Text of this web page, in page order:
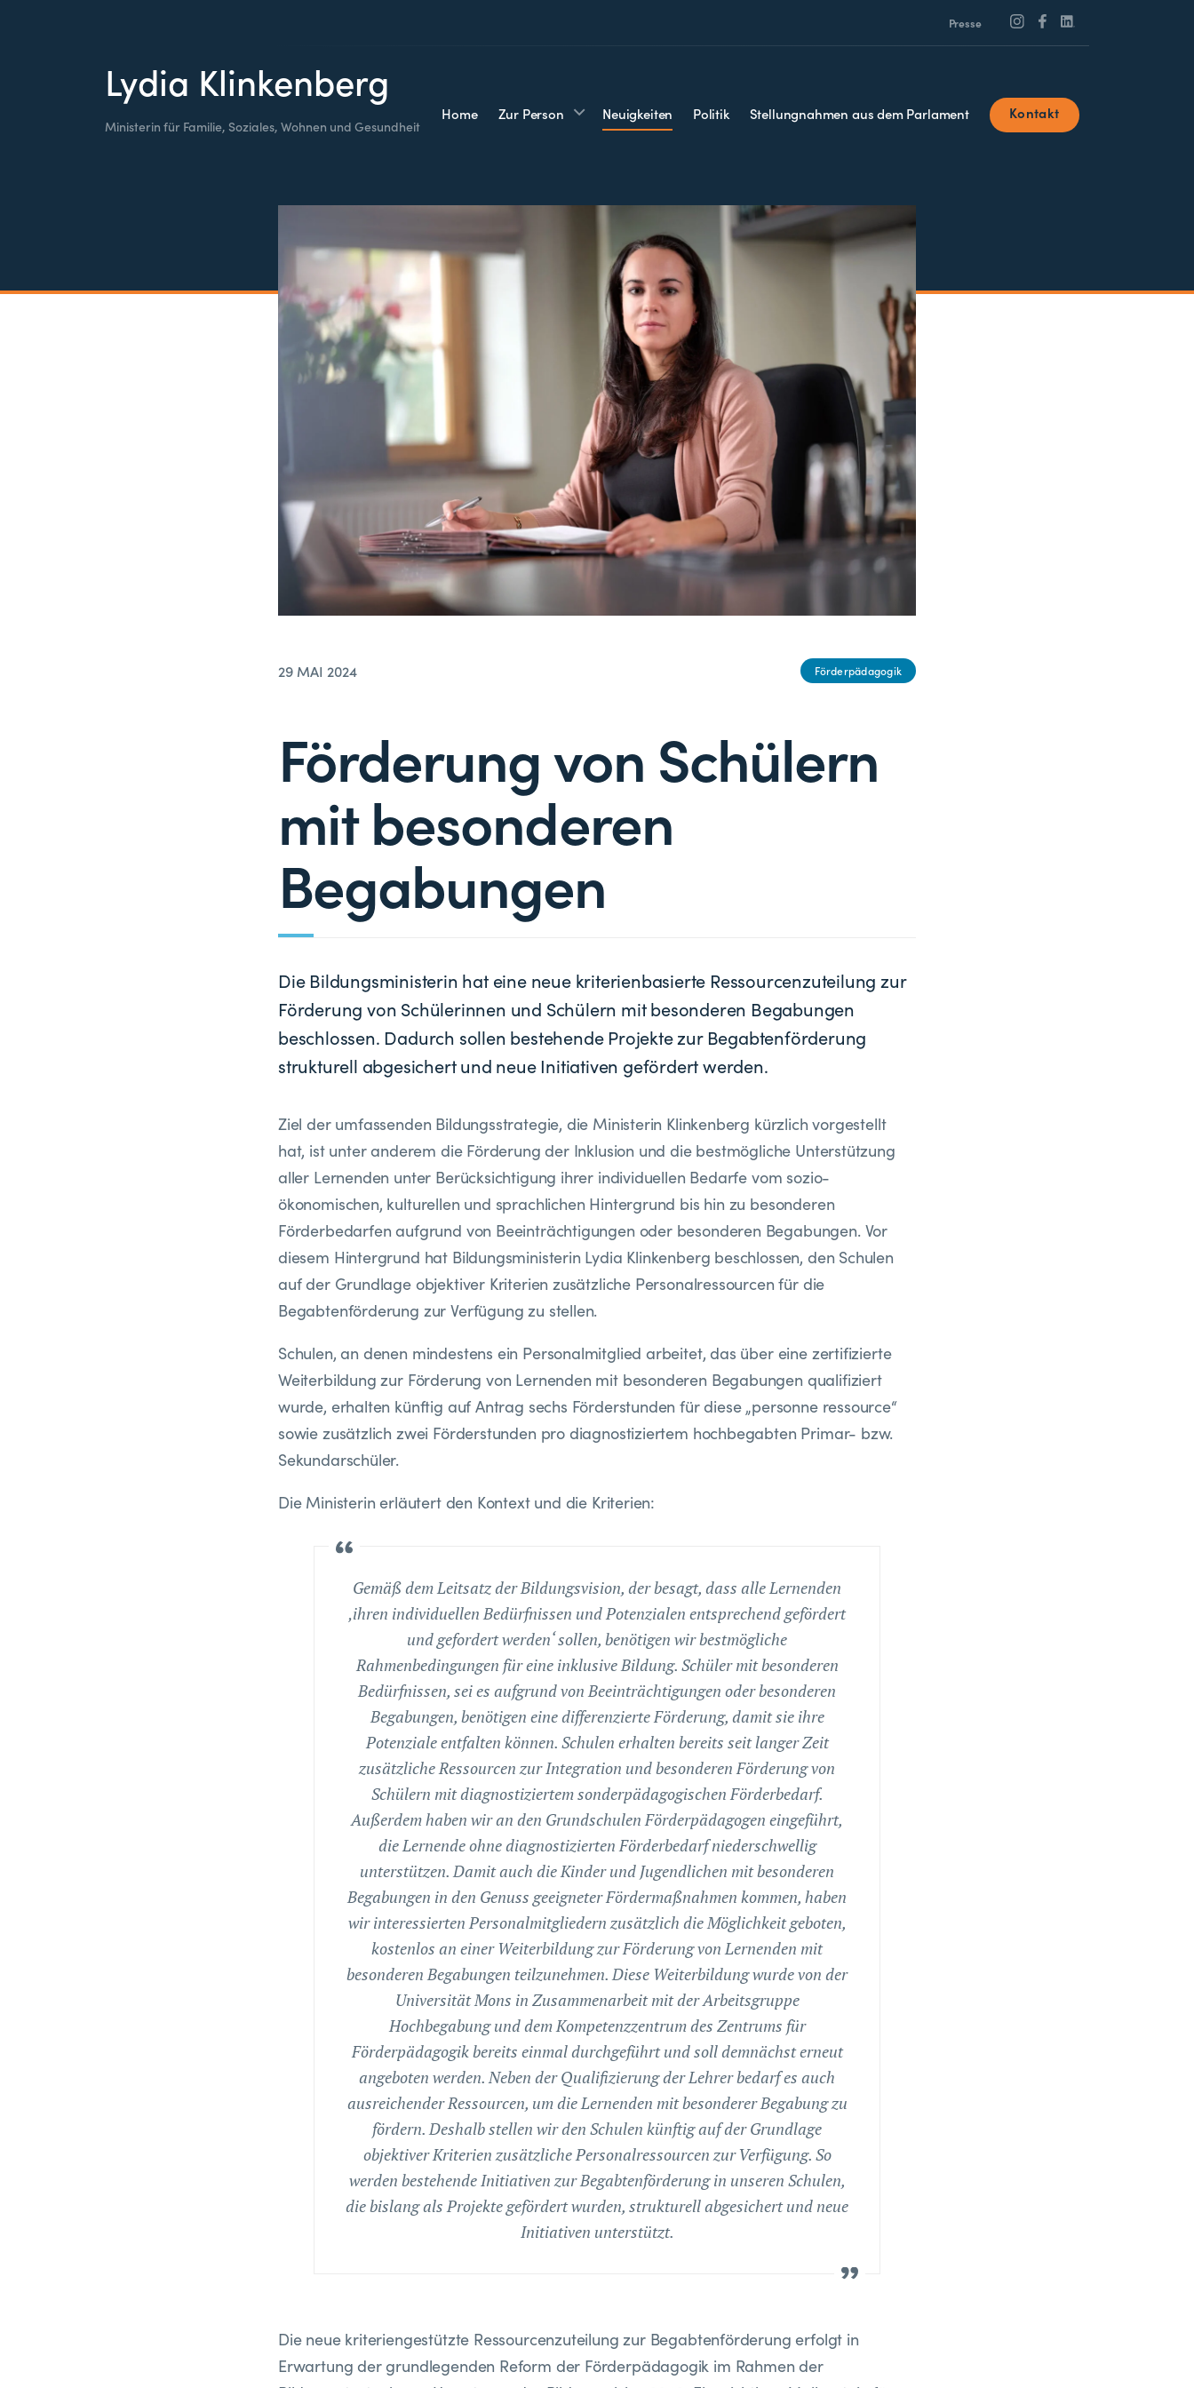
Presse
Lydia Klinkenberg
Ministerin für Familie, Soziales, Wohnen und Gesundheit
Home Zur Person Neuigkeiten Politik Stellungnahmen aus dem Parlament Kontakt
29 MAI 2024 Förderpädagogik
Förderung von Schülern
mit besonderen
Begabungen
Die Bildungsministerin hat eine neue kriterienbasierte Ressourcenzuteilung zur
Förderung von Schülerinnen und Schülern mit besonderen Begabungen
beschlossen. Dadurch sollen bestehende Projekte zur Begabtenförderung
strukturell abgesichert und neue Initiativen gefördert werden.
Ziel der umfassenden Bildungsstrategie, die Ministerin Klinkenberg kürzlich vorgestellt
hat, ist unter anderem die Förderung der Inklusion und die bestmögliche Unterstützung
aller Lernenden unter Berücksichtigung ihrer individuellen Bedarfe vom sozio-
ökonomischen, kulturellen und sprachlichen Hintergrund bis hin zu besonderen
Förderbedarfen aufgrund von Beeinträchtigungen oder besonderen Begabungen. Vor
diesem Hintergrund hat Bildungsministerin Lydia Klinkenberg beschlossen, den Schulen
auf der Grundlage objektiver Kriterien zusätzliche Personalressourcen für die
Begabtenförderung zur Verfügung zu stellen.
Schulen, an denen mindestens ein Personalmitglied arbeitet, das über eine zertifizierte
Weiterbildung zur Förderung von Lernenden mit besonderen Begabungen qualifiziert
wurde, erhalten künftig auf Antrag sechs Förderstunden für diese „personne ressource“
sowie zusätzlich zwei Förderstunden pro diagnostiziertem hochbegabten Primar- bzw.
Sekundarschüler.
Die Ministerin erläutert den Kontext und die Kriterien:
Gemäß dem Leitsatz der Bildungsvision, der besagt, dass alle Lernenden
‚ihren individuellen Bedürfnissen und Potenzialen entsprechend gefördert
und gefordert werden‘ sollen, benötigen wir bestmögliche
Rahmenbedingungen für eine inklusive Bildung. Schüler mit besonderen
Bedürfnissen, sei es aufgrund von Beeinträchtigungen oder besonderen
Begabungen, benötigen eine differenzierte Förderung, damit sie ihre
Potenziale entfalten können. Schulen erhalten bereits seit langer Zeit
zusätzliche Ressourcen zur Integration und besonderen Förderung von
Schülern mit diagnostiziertem sonderpädagogischen Förderbedarf.
Außerdem haben wir an den Grundschulen Förderpädagogen eingeführt,
die Lernende ohne diagnostizierten Förderbedarf niederschwellig
unterstützen. Damit auch die Kinder und Jugendlichen mit besonderen
Begabungen in den Genuss geeigneter Fördermaßnahmen kommen, haben
wir interessierten Personalmitgliedern zusätzlich die Möglichkeit geboten,
kostenlos an einer Weiterbildung zur Förderung von Lernenden mit
besonderen Begabungen teilzunehmen. Diese Weiterbildung wurde von der
Universität Mons in Zusammenarbeit mit der Arbeitsgruppe
Hochbegabung und dem Kompetenzzentrum des Zentrums für
Förderpädagogik bereits einmal durchgeführt und soll demnächst erneut
angeboten werden. Neben der Qualifizierung der Lehrer bedarf es auch
ausreichender Ressourcen, um die Lernenden mit besonderer Begabung zu
fördern. Deshalb stellen wir den Schulen künftig auf der Grundlage
objektiver Kriterien zusätzliche Personalressourcen zur Verfügung. So
werden bestehende Initiativen zur Begabtenförderung in unseren Schulen,
die bislang als Projekte gefördert wurden, strukturell abgesichert und neue
Initiativen unterstützt.
Die neue kriteriengestützte Ressourcenzuteilung zur Begabtenförderung erfolgt in
Erwartung der grundlegenden Reform der Förderpädagogik im Rahmen der